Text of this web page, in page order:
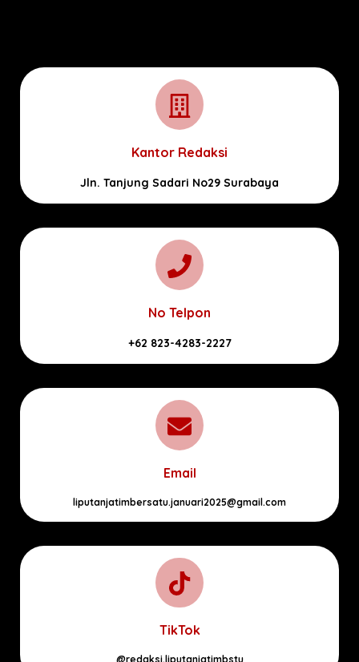
Kantor Redaksi
Jln. Tanjung Sadari No29 Surabaya
No Telpon
+62 823-4283-2227
Email
liputanjatimbersatu.januari2025@gmail.com
TikTok
@redaksi.liputanjatimbstu